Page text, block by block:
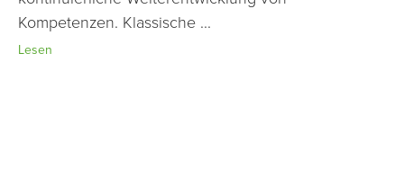
Kompetenzen. Klassische ...
Lesen